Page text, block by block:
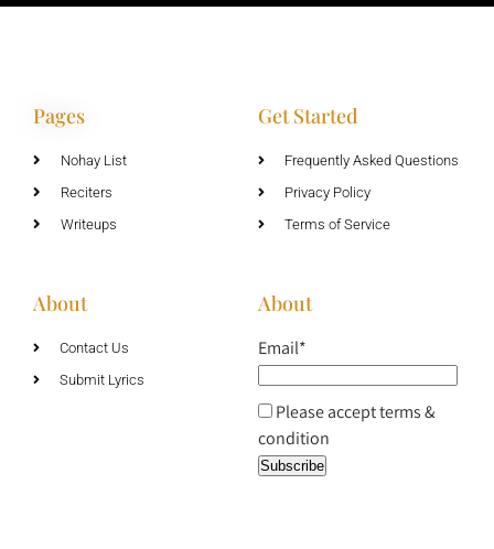
Pages
Nohay List
Reciters
Writeups
Get Started
Frequently Asked Questions
Privacy Policy
Terms of Service
About
Contact Us
Submit Lyrics
About
Email*
Please accept terms &
condition